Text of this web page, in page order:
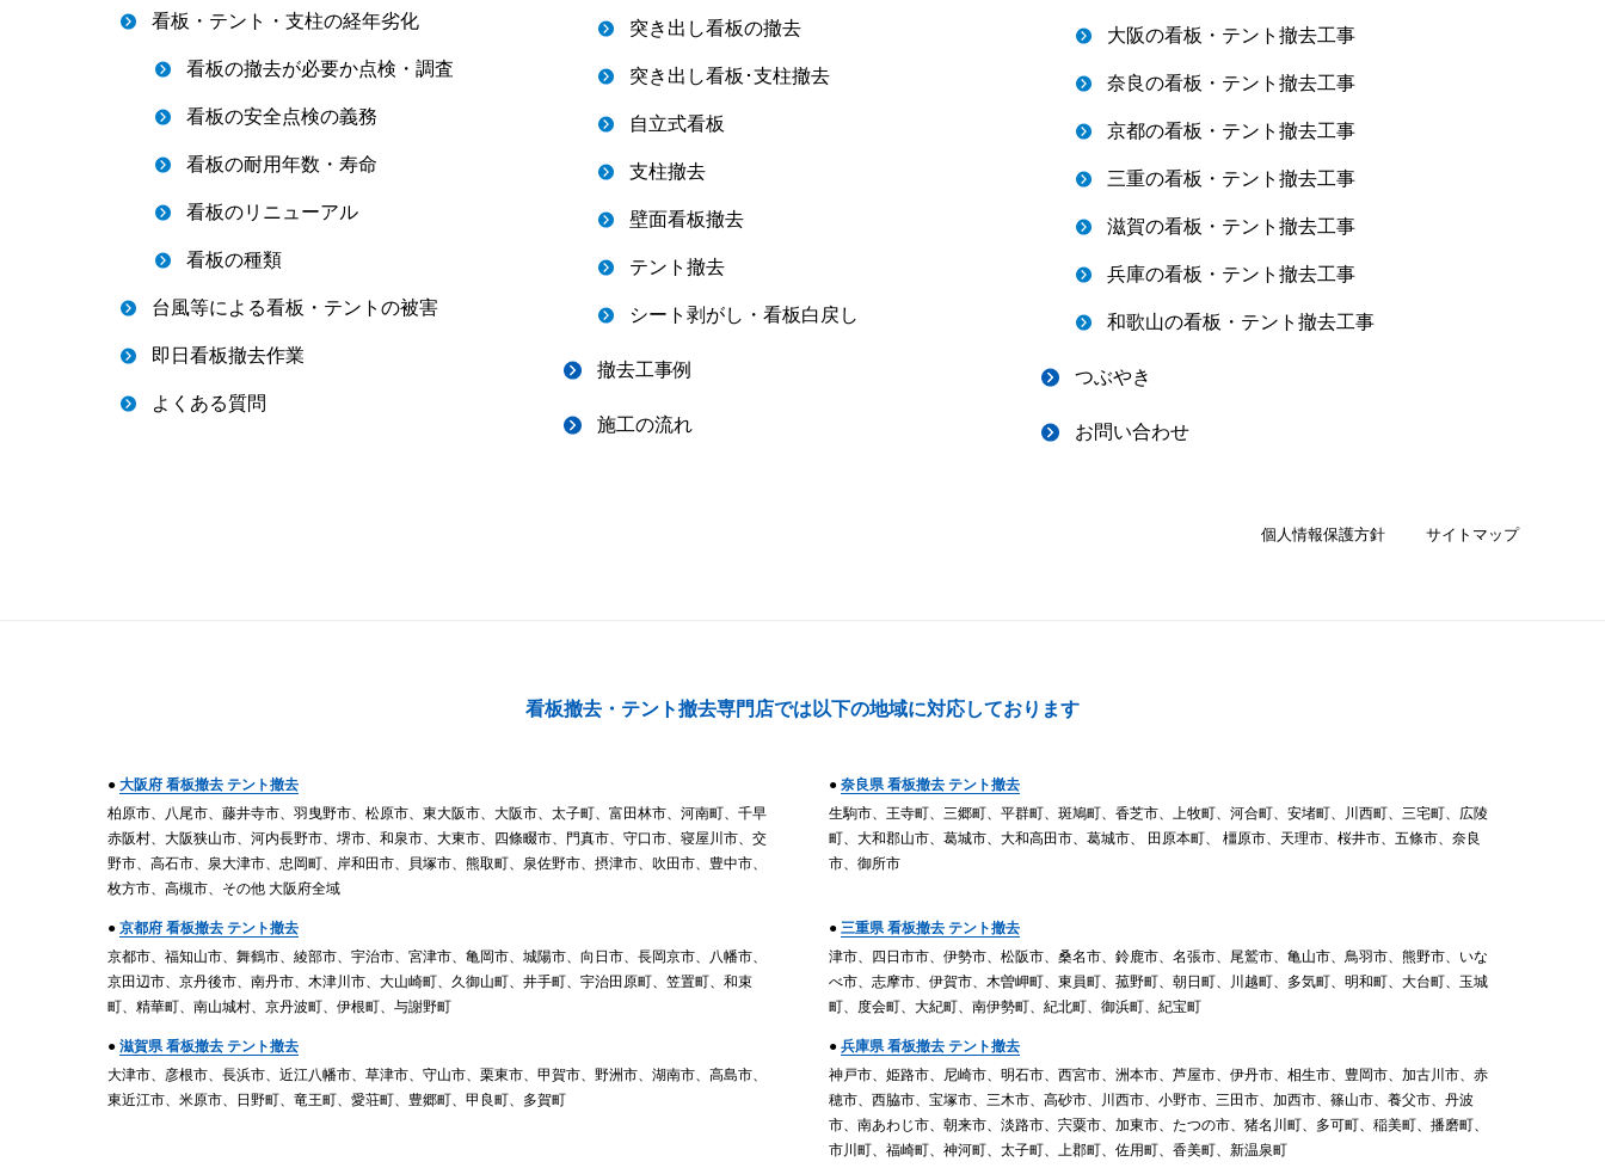
看板・テント・支柱の経年劣化
看板の撤去が必要か点検・調査
看板の安全点検の義務
看板の耐用年数・寿命
看板のリニューアル
看板の種類
台風等による看板・テントの被害
即日看板撤去作業
よくある質問
突き出し看板の撤去
突き出し看板･支柱撤去
自立式看板
支柱撤去
壁面看板撤去
テント撤去
シート剥がし・看板白戻し
撤去工事例
施工の流れ
大阪の看板・テント撤去工事
奈良の看板・テント撤去工事
京都の看板・テント撤去工事
三重の看板・テント撤去工事
滋賀の看板・テント撤去工事
兵庫の看板・テント撤去工事
和歌山の看板・テント撤去工事
つぶやき
お問い合わせ
個人情報保護方針 サイトマップ
看板撤去・テント撤去専門店では 以下の地域に対応しております
● 大阪府 看板撤去 テント撤去
柏原市、八尾市、藤井寺市、羽曳野市、松原市、東大阪市、大阪市、太子町、富田林市、河南町、千早
赤阪村、大阪狭山市、河内長野市、堺市、和泉市、大東市、四條畷市、門真市、守口市、寝屋川市、交
野市、高石市、泉大津市、忠岡町、岸和田市、貝塚市、熊取町、泉佐野市、摂津市、吹田市、豊中市、
枚方市、高槻市、その他 大阪府全域
● 奈良県 看板撤去 テント撤去
生駒市、王寺町、三郷町、平群町、斑鳩町、香芝市、上牧町、河合町、安堵町、川西町、三宅町、広陵
町、大和郡山市、葛城市、大和高田市、葛城市、 田原本町、 橿原市、天理市、桜井市、五條市、奈良
市、御所市
● 京都府 看板撤去 テント撤去
京都市、福知山市、舞鶴市、綾部市、宇治市、宮津市、亀岡市、城陽市、向日市、長岡京市、八幡市、
京田辺市、京丹後市、南丹市、木津川市、大山崎町、久御山町、井手町、宇治田原町、笠置町、和束
町、精華町、南山城村、京丹波町、伊根町、与謝野町
● 三重県 看板撤去 テント撤去
津市、四日市市、伊勢市、松阪市、桑名市、鈴鹿市、名張市、尾鷲市、亀山市、鳥羽市、熊野市、いな
べ市、志摩市、伊賀市、木曽岬町、東員町、菰野町、朝日町、川越町、多気町、明和町、大台町、玉城
町、度会町、大紀町、南伊勢町、紀北町、御浜町、紀宝町
● 滋賀県 看板撤去 テント撤去
大津市、彦根市、長浜市、近江八幡市、草津市、守山市、栗東市、甲賀市、野洲市、湖南市、高島市、
東近江市、米原市、日野町、竜王町、愛荘町、豊郷町、甲良町、多賀町
● 兵庫県 看板撤去 テント撤去
神戸市、姫路市、尼崎市、明石市、西宮市、洲本市、芦屋市、伊丹市、相生市、豊岡市、加古川市、赤
穂市、西脇市、宝塚市、三木市、高砂市、川西市、小野市、三田市、加西市、篠山市、養父市、丹波
市、南あわじ市、朝来市、淡路市、宍粟市、加東市、たつの市、猪名川町、多可町、稲美町、播磨町、
市川町、福崎町、神河町、太子町、上郡町、佐用町、香美町、新温泉町